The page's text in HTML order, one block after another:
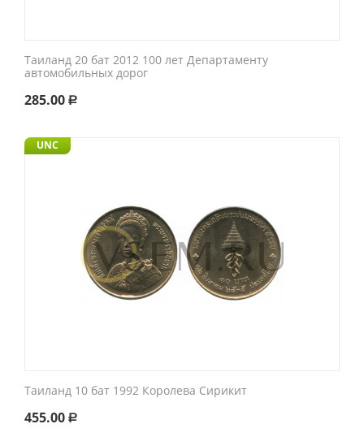
Таиланд 20 бат 2012 100 лет Департаменту
автомобильных дорог
285.00 Р
UNC
Таиланд 10 бат 1992 Королева Сирикит
455.00 Р